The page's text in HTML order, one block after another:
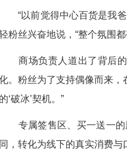
单纯的交易场所，
刚刚过去的超级黄
博主的出现，引发